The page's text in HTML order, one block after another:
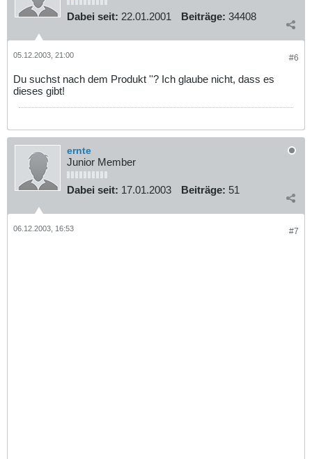
Dabei seit: 22.01.2001 Beiträge: 34408
#6
05.12.2003, 21:00
Du suchst nach dem Produkt ''? Ich glaube nicht, dass es
dieses gibt!
ernte
Junior Member
Dabei seit: 17.01.2003 Beiträge: 51
#7
06.12.2003, 16:53